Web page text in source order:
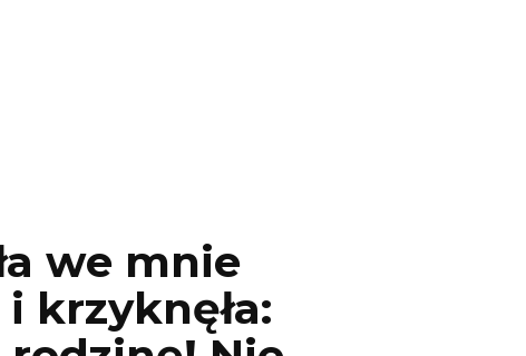
we mnie
krzyknęła: